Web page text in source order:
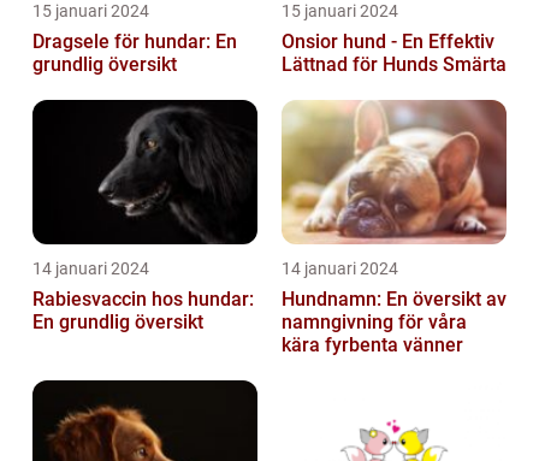
15 januari 2024
Dragsele för hundar: En
grundlig översikt
15 januari 2024
Onsior hund - En Effektiv
Lättnad för Hunds Smärta
14 januari 2024
Rabiesvaccin hos hundar:
En grundlig översikt
14 januari 2024
Hundnamn: En översikt av
namngivning för våra
kära fyrbenta vänner